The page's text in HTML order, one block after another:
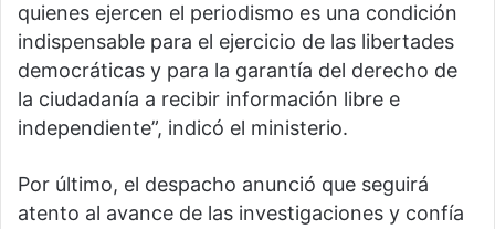
quienes ejercen el periodismo es una condición
indispensable para el ejercicio de las libertades
democráticas y para la garantía del derecho de
la ciudadanía a recibir información libre e
independiente”, indicó el ministerio.
Por último, el despacho anunció que seguirá
atento al avance de las investigaciones y confía